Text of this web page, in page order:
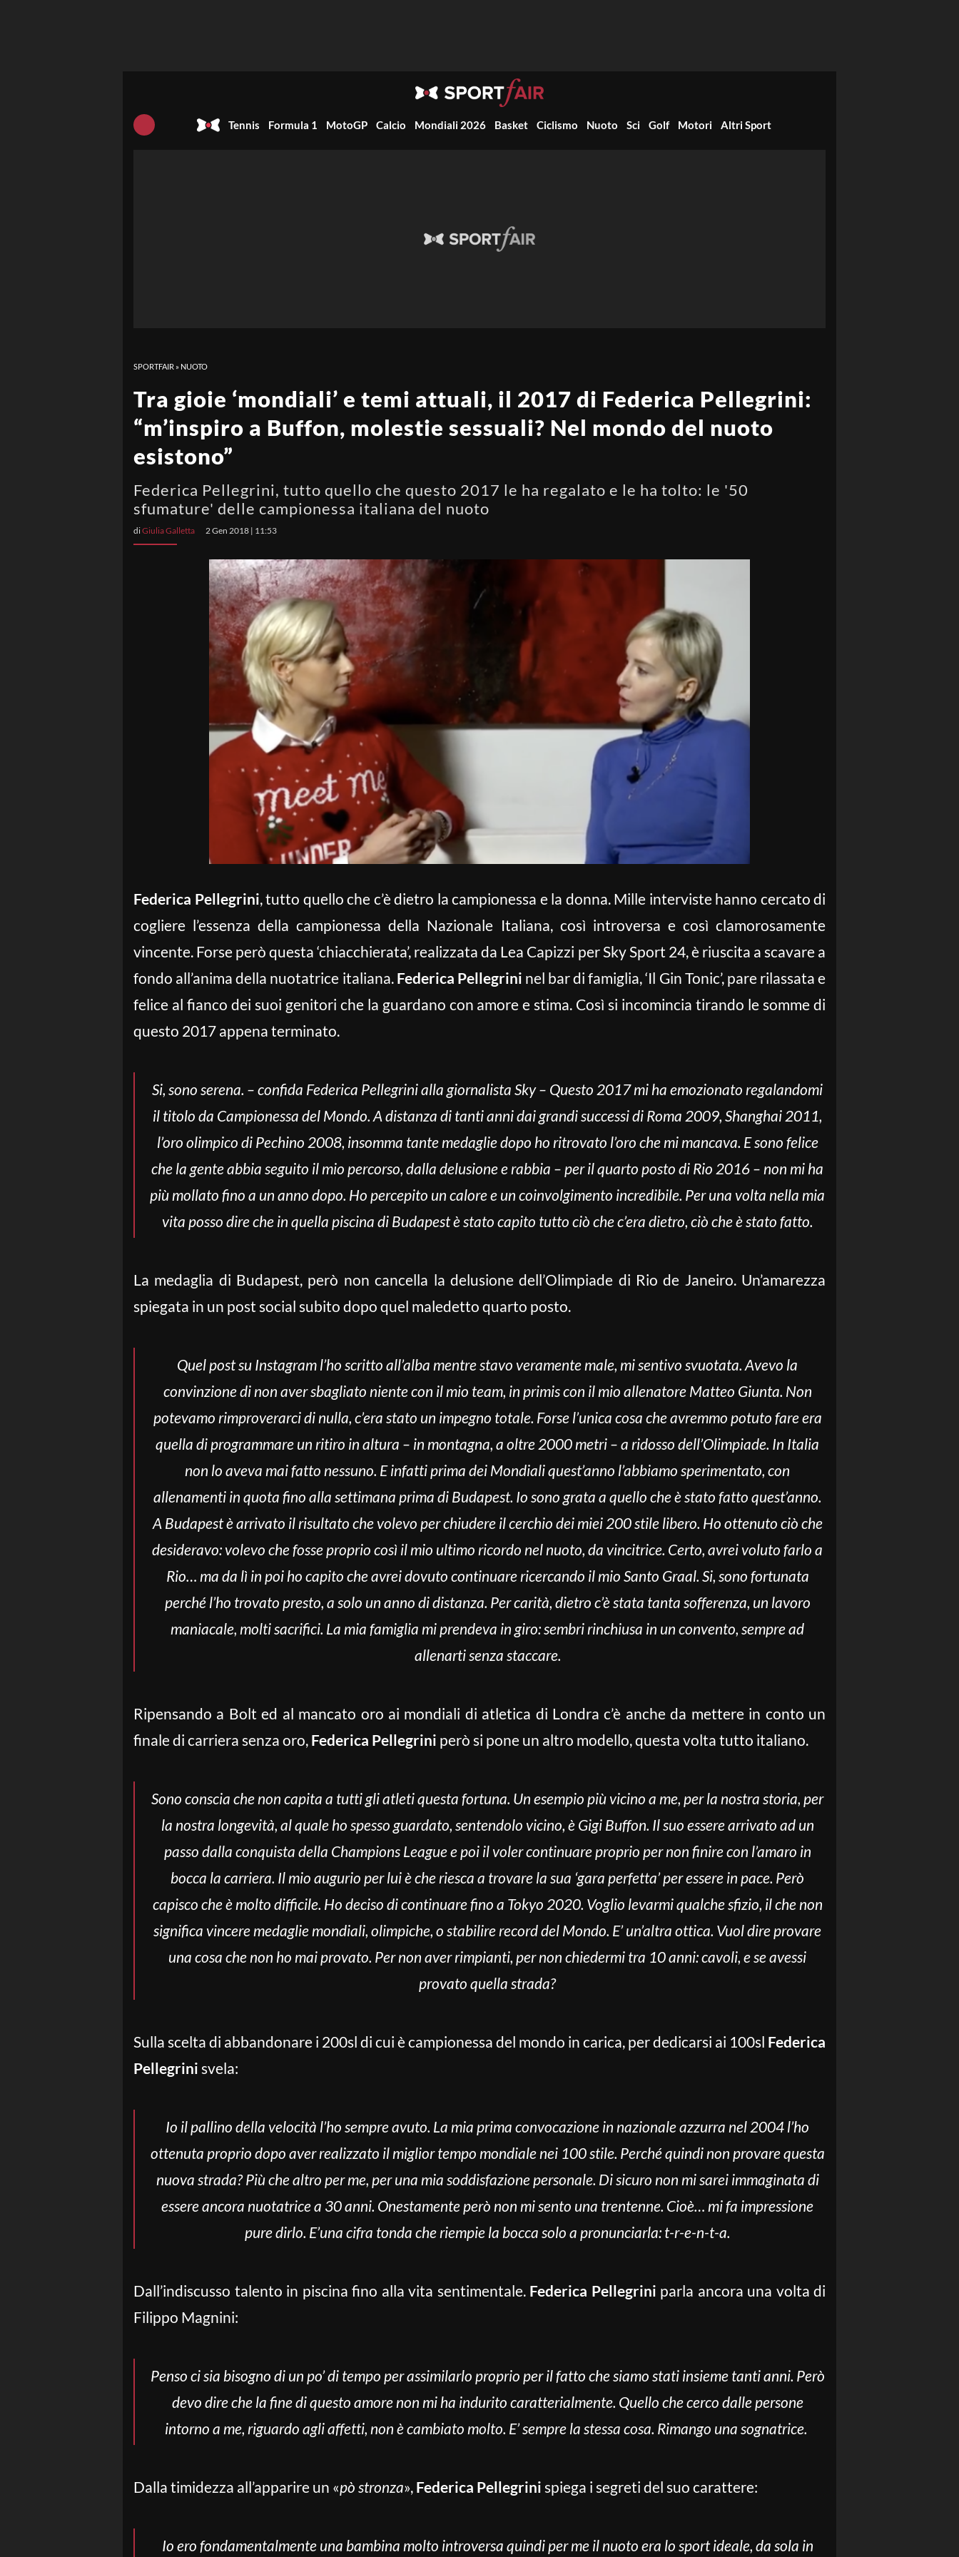
Tennis Formula 1 MotoGP Calcio Mondiali 2026 Basket Ciclismo Nuoto Sci Golf Motori Altri Sport
SPORTFAIR » NUOTO
Tra gioie ‘mondiali’ e temi attuali, il 2017 di Federica Pellegrini:
“m’inspiro a Buffon, molestie sessuali? Nel mondo del nuoto
esistono”
Federica Pellegrini, tutto quello che questo 2017 le ha regalato e le ha tolto: le '50
sfumature' delle campionessa italiana del nuoto
diGiulia Galletta 2 Gen 2018 | 11:53
Federica Pellegrini, tutto quello che c’è dietro la campionessa e la donna. Mille interviste hanno cercato di
cogliere l’essenza della campionessa della Nazionale Italiana, così introversa e così clamorosamente
vincente. Forse però questa ‘chiacchierata’, realizzata da Lea Capizzi per Sky Sport 24, è riuscita a scavare a
fondo all’anima della nuotatrice italiana. Federica Pellegrini nel bar di famiglia, ‘Il Gin Tonic’, pare rilassata e
felice al fianco dei suoi genitori che la guardano con amore e stima. Così si incomincia tirando le somme di
questo 2017 appena terminato.
Si, sono serena. – confida Federica Pellegrini alla giornalista Sky – Questo 2017 mi ha emozionato regalandomi
il titolo da Campionessa del Mondo. A distanza di tanti anni dai grandi successi di Roma 2009, Shanghai 2011,
l’oro olimpico di Pechino 2008, insomma tante medaglie dopo ho ritrovato l’oro che mi mancava. E sono felice
che la gente abbia seguito il mio percorso, dalla delusione e rabbia – per il quarto posto di Rio 2016 – non mi ha
più mollato fino a un anno dopo. Ho percepito un calore e un coinvolgimento incredibile. Per una volta nella mia
vita posso dire che in quella piscina di Budapest è stato capito tutto ciò che c’era dietro, ciò che è stato fatto.
La medaglia di Budapest, però non cancella la delusione dell’Olimpiade di Rio de Janeiro. Un’amarezza
spiegata in un post social subito dopo quel maledetto quarto posto.
Quel post su Instagram l’ho scritto all’alba mentre stavo veramente male, mi sentivo svuotata. Avevo la
convinzione di non aver sbagliato niente con il mio team, in primis con il mio allenatore Matteo Giunta. Non
potevamo rimproverarci di nulla, c’era stato un impegno totale. Forse l’unica cosa che avremmo potuto fare era
quella di programmare un ritiro in altura – in montagna, a oltre 2000 metri – a ridosso dell’Olimpiade. In Italia
non lo aveva mai fatto nessuno. E infatti prima dei Mondiali quest’anno l’abbiamo sperimentato, con
allenamenti in quota fino alla settimana prima di Budapest. Io sono grata a quello che è stato fatto quest’anno.
A Budapest è arrivato il risultato che volevo per chiudere il cerchio dei miei 200 stile libero. Ho ottenuto ciò che
desideravo: volevo che fosse proprio così il mio ultimo ricordo nel nuoto, da vincitrice. Certo, avrei voluto farlo a
Rio… ma da lì in poi ho capito che avrei dovuto continuare ricercando il mio Santo Graal. Si, sono fortunata
perché l’ho trovato presto, a solo un anno di distanza. Per carità, dietro c’è stata tanta sofferenza, un lavoro
maniacale, molti sacrifici. La mia famiglia mi prendeva in giro: sembri rinchiusa in un convento, sempre ad
allenarti senza staccare.
Ripensando a Bolt ed al mancato oro ai mondiali di atletica di Londra c’è anche da mettere in conto un
finale di carriera senza oro, Federica Pellegrini però si pone un altro modello, questa volta tutto italiano.
Sono conscia che non capita a tutti gli atleti questa fortuna. Un esempio più vicino a me, per la nostra storia, per
la nostra longevità, al quale ho spesso guardato, sentendolo vicino, è Gigi Buffon. Il suo essere arrivato ad un
passo dalla conquista della Champions League e poi il voler continuare proprio per non finire con l’amaro in
bocca la carriera. Il mio augurio per lui è che riesca a trovare la sua ‘gara perfetta’ per essere in pace. Però
capisco che è molto difficile. Ho deciso di continuare fino a Tokyo 2020. Voglio levarmi qualche sfizio, il che non
significa vincere medaglie mondiali, olimpiche, o stabilire record del Mondo. E’ un’altra ottica. Vuol dire provare
una cosa che non ho mai provato. Per non aver rimpianti, per non chiedermi tra 10 anni: cavoli, e se avessi
provato quella strada?
Sulla scelta di abbandonare i 200sl di cui è campionessa del mondo in carica, per dedicarsi ai 100sl Federica
Pellegrini svela:
Io il pallino della velocità l’ho sempre avuto. La mia prima convocazione in nazionale azzurra nel 2004 l’ho
ottenuta proprio dopo aver realizzato il miglior tempo mondiale nei 100 stile. Perché quindi non provare questa
nuova strada? Più che altro per me, per una mia soddisfazione personale. Di sicuro non mi sarei immaginata di
essere ancora nuotatrice a 30 anni. Onestamente però non mi sento una trentenne. Cioè… mi fa impressione
pure dirlo. E’una cifra tonda che riempie la bocca solo a pronunciarla: t-r-e-n-t-a.
Dall’indiscusso talento in piscina fino alla vita sentimentale. Federica Pellegrini parla ancora una volta di
Filippo Magnini:
Penso ci sia bisogno di un po’ di tempo per assimilarlo proprio per il fatto che siamo stati insieme tanti anni. Però
devo dire che la fine di questo amore non mi ha indurito caratterialmente. Quello che cerco dalle persone
intorno a me, riguardo agli affetti, non è cambiato molto. E’ sempre la stessa cosa. Rimango una sognatrice.
Dalla timidezza all’apparire un «pò stronza», Federica Pellegrini spiega i segreti del suo carattere:
Io ero fondamentalmente una bambina molto introversa quindi per me il nuoto era lo sport ideale, da sola in